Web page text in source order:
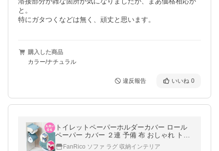
と。
特にガタつくなどは無く、頑丈と思います。
購入した商品
カラー/ナチュラル
違反報告 いいね 0
トイレットペーパーホルダーカバー ロール
ペーパー カバー ２連 予備 布 おしゃれ トイ
レグッズ 定番カバー カラーショップ ヨコズ
FanRico ソファ ラグ 収納インテリア